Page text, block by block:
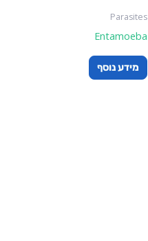
Parasites
Entamoeba
מידע נוסף